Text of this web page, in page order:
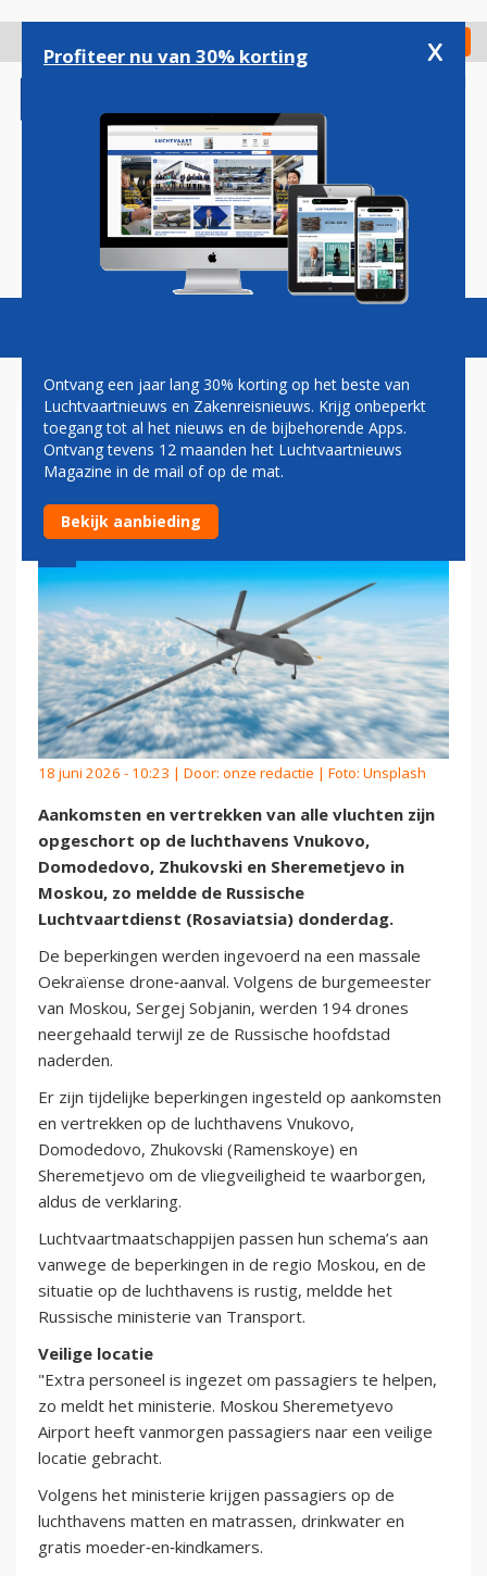
gaan
Check in
Magazine Podcasts Vacatures
ALLE VLIEGVELDEN MOSKOU
DICHT NA DRONE-AANVAL
18 juni 2026 - 10:23 | Door: onze redactie | Foto: Unsplash
Aankomsten en vertrekken van alle vluchten zijn
opgeschort op de luchthavens Vnukovo,
Domodedovo, Zhukovski en Sheremetjevo in
Moskou, zo meldde de Russische
Luchtvaartdienst (Rosaviatsia) donderdag.
De beperkingen werden ingevoerd na een massale
Oekraïense drone‑aanval. Volgens de burgemeester
van Moskou, Sergej Sobjanin, werden 194 drones
neergehaald terwijl ze de Russische hoofdstad
naderden.
Er zijn tijdelijke beperkingen ingesteld op aankomsten
en vertrekken op de luchthavens Vnukovo,
Domodedovo, Zhukovski (Ramenskoye) en
Sheremetjevo om de vliegveiligheid te waarborgen,
aldus de verklaring.
Luchtvaartmaatschappijen passen hun schema’s aan
vanwege de beperkingen in de regio Moskou, en de
situatie op de luchthavens is rustig, meldde het
Russische ministerie van Transport.
Veilige locatie
"Extra personeel is ingezet om passagiers te helpen,
zo meldt het ministerie. Moskou Sheremetyevo
Airport heeft vanmorgen passagiers naar een veilige
locatie gebracht.
Volgens het ministerie krijgen passagiers op de
luchthavens matten en matrassen, drinkwater en
gratis moeder‑en‑kindkamers.
Profiteer nu van 30% korting x
Ontvang een jaar lang 30% korting op het beste van
Luchtvaartnieuws en Zakenreisnieuws. Krijg onbeperkt
toegang tot al het nieuws en de bijbehorende Apps.
Ontvang tevens 12 maanden het Luchtvaartnieuws
Magazine in de mail of op de mat.
Bekijk aanbieding